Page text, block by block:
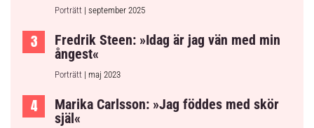
Porträtt | september 2025
Fredrik Steen: »Idag är jag vän med min
ångest«
Porträtt | maj 2023
Marika Carlsson: »Jag föddes med skör
själ«